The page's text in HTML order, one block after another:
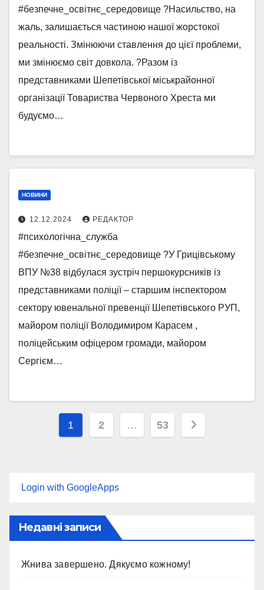
#безпечне_освітнє_середовище ?Насильство, на
жаль, залишається частиною нашої жорстокої
реальності. Змінюючи ставлення до цієї проблеми,
ми змінюємо світ довкола. ?Разом із
представниками Шепетівської міськрайонної
організації Товариства Червоного Хреста ми
будуємо…
НОВИНИ
12.12.2024 РЕДАКТОР
#психологічна_служба
#безпечне_освітнє_середовище ?У Грицівському
ВПУ №38 відбулася зустріч першокурсників із
представниками поліції – старшим інспектором
сектору ювенальної превенції Шепетівського РУП,
майором поліції Володимиром Карасем ,
поліцейським офіцером громади, майором
Сергієм…
Пагінація
1 2 … 53
Login with GoogleApps
Недавні записи
Жнива завершено. Дякуємо кожному!